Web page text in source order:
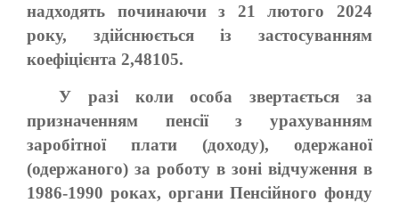
надходять починаючи з 21 лютого 2024
року, здійснюється із застосуванням
коефіцієнта 2,48105.
У разі коли особа звертається за
призначенням пенсії з урахуванням
заробітної плати (доходу), одержаної
(одержаного) за роботу в зоні відчуження в
1986-1990 роках, органи Пенсійного фонду